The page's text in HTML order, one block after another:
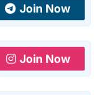
Join Now
Join Now